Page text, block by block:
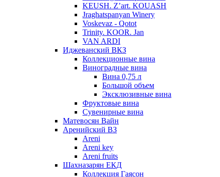
KEUSH. Z’art. KOUASH
Jraghatspanyan Winery
Voskevaz - Qotot
Trinity. KOOR. Jan
VAN ARDI
Иджеванский ВКЗ
Коллекционные вина
Виноградные вина
Вина 0,75 л
Большой объем
Эксклюзивные вина
Фруктовые вина
Cувенирные вина
Матевосян Вайн
Аренийский ВЗ
Areni
Areni key
Areni fruits
Шахназарян ЕКД
Коллекция Гаясон